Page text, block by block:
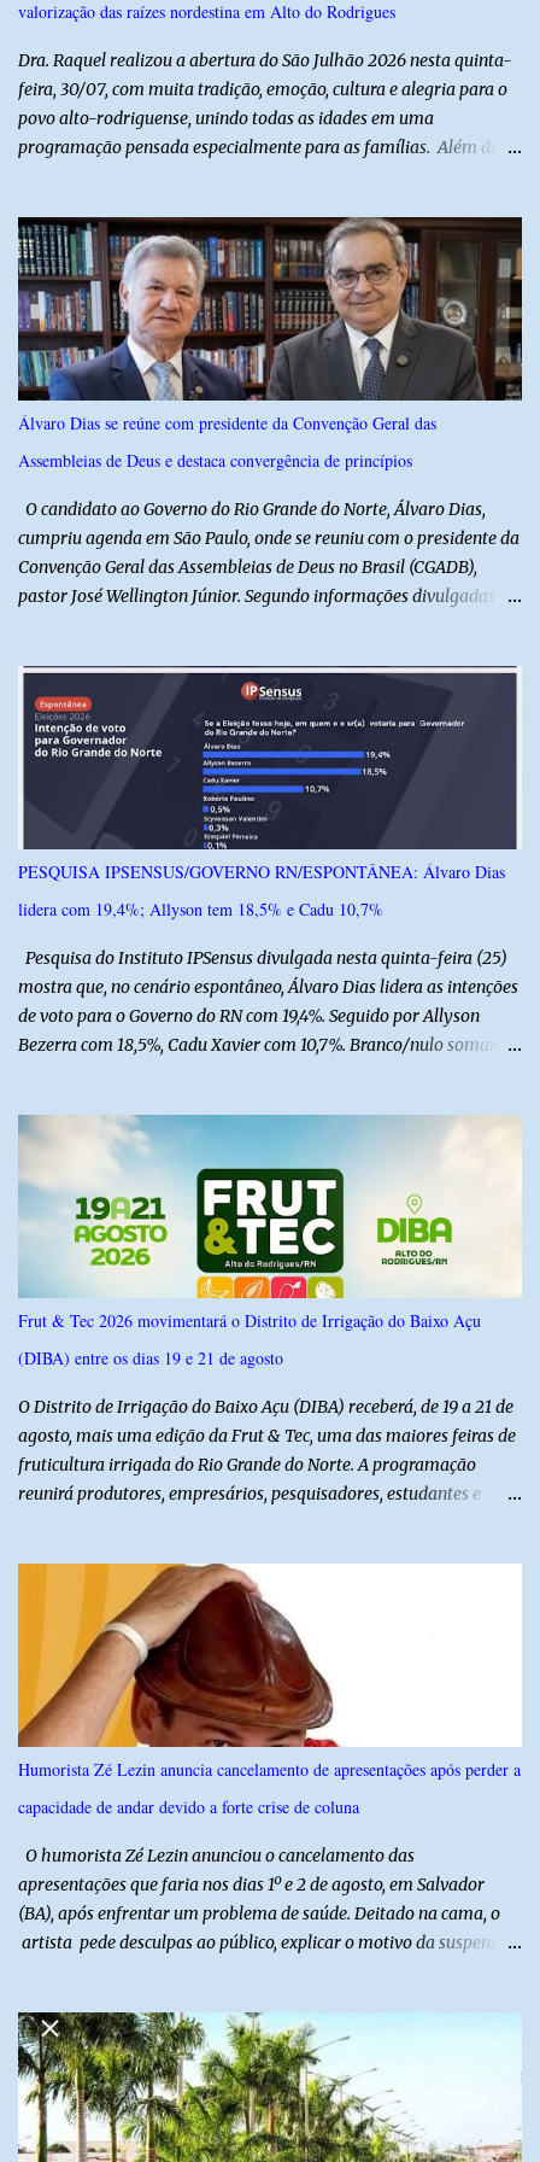
alerta sobre álcool e direção Em nota, a Polícia Militar manifestou
valorização das raízes nordestina em Alto do Rodrigues
Dra. Raquel realizou a abertura do São Julhão 2026 nesta quinta-
feira, 30/07, com muita tradição, emoção, cultura e alegria para o
povo alto-rodriguense, unindo todas as idades em uma
programação pensada especialmente para as famílias. Além de
mostrando o cuidado com o desenvolvimento do alto-rodriguense.
A primeira noite foi marcada por apresentações que
emocionaram o público, contando com as quadrilhas das escolas
municipais Félix Antônio e Walfredo Gurgel, o ritmo contagiante
dos Cangaceiros do Nordeste, a alegria do grupo da Melhor Idade
e o belíssimo espetáculo "Mulheres do Cangaço: o Fiar da
Resistência", do Alto em Cena. Para fechar a noite com muitas
gargalhadas e descontração, o humorista Titela do Ceará garantiu
a alegria de todos. E o melhor de tudo é que a festa continua com
mais dois dias de muita animação, reafirmando o sucesso ...
Álvaro Dias se reúne com presidente da Convenção Geral das
Assembleias de Deus e destaca convergência de princípios
O candidato ao Governo do Rio Grande do Norte, Álvaro Dias,
cumpriu agenda em São Paulo, onde se reuniu com o presidente da
Convenção Geral das Assembleias de Deus no Brasil (CGADB),
pastor José Wellington Júnior. Segundo informações divulgadas
político nacional e estadual. De acordo com a campanha de Álvaro
Dias, o pastor José Wellington Júnior manifestou apoio à
candidatura e ressaltou a importância da participação dos cristãos
no processo democrático, defendendo a valorização de princípios
como a defesa da família, o combate à corrupção, o
enfrentamento às drogas e a proteção da vida. Ainda segundo a
campanha, o líder religioso afirmou que levará sua orientação às
lideranças da Assembleia de Deus no Rio Grande do Norte. A
Assembleia de Deus possui uma das maiores estruturas religiosas
PESQUISA IPSENSUS/GOVERNO RN/ESPONTÂNEA: Álvaro Dias
lidera com 19,4%; Allyson tem 18,5% e Cadu 10,7%
Pesquisa do Instituto IPSensus divulgada nesta quinta-feira (25)
mostra que, no cenário espontâneo, Álvaro Dias lidera as intenções
de voto para o Governo do RN com 19,4%. Seguido por Allyson
Bezerra com 18,5%, Cadu Xavier com 10,7%. Branco/nulo somaram
do Norte entre os dias 18 e 22 de junho de 2026. O levantamento
possui margem de erro de 2,5 pontos percentuais e nível de
confiança de 95%. Registro no TSE: RN-09520/2026
Frut & Tec 2026 movimentará o Distrito de Irrigação do Baixo Açu
(DIBA) entre os dias 19 e 21 de agosto
O Distrito de Irrigação do Baixo Açu (DIBA) receberá, de 19 a 21 de
agosto, mais uma edição da Frut & Tec, uma das maiores feiras de
fruticultura irrigada do Rio Grande do Norte. A programação
reunirá produtores, empresários, pesquisadores, estudantes e
instituições e tecnologias voltadas ao setor. Além das atividades
técnicas, a feira contará com programação cultural. No dia 20 de
agosto, o público poderá prestigiar o show de humor com Mução,
seguido de apresentação musical de Vê Barreto. A Frut & Tec
reforça a importância do Distrito de Irrigação do Baixo Açu como
referência na fruticultura irrigada, promovendo conhecimento,
inovação e oportunidades para o desenvolvimento do agronegócio
potiguar. @associacaodiba
Humorista Zé Lezin anuncia cancelamento de apresentações após perder a
capacidade de andar devido a forte crise de coluna
O humorista Zé Lezin anunciou o cancelamento das
apresentações que faria nos dias 1º e 2 de agosto, em Salvador
(BA), após enfrentar um problema de saúde. Deitado na cama, o
artista pede desculpas ao público, explicar o motivo da suspensão
impossível viajar e subir ao palco. O comediante contou que
precisou ser levado a um hospital depois de perder a capacidade
de andar normalmente. “Eu não estou conseguindo nem me
levantar direito da cama. É um processo muito dolorido”, relatou o
humorista. Durante o atendimento médico, o humorista foi